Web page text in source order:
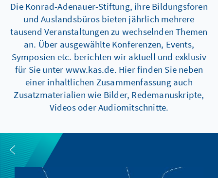
Die Konrad-Adenauer-Stiftung, ihre Bildungsforen
und Auslandsbüros bieten jährlich mehrere
tausend Veranstaltungen zu wechselnden Themen
an. Über ausgewählte Konferenzen, Events,
Symposien etc. berichten wir aktuell und exklusiv
für Sie unter www.kas.de. Hier finden Sie neben
einer inhaltlichen Zusammenfassung auch
Zusatzmaterialien wie Bilder, Redemanuskripte,
Videos oder Audiomitschnitte.